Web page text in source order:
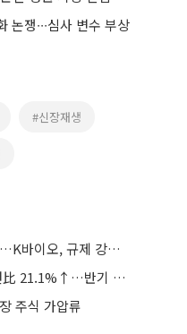
쟁∙∙∙심사 변수 부상
#신장재생
승강제·공시 강화·상폐 기준까지…K바이오, 규제 강화에 ‘삼중고’
보령, 상반기 영업익 440억, 전년比 21.1%↑…반기 역대 최대
주식 가압류